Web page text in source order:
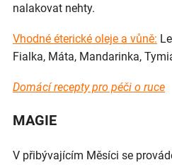
nalakovat nehty.
Vhodné éterické oleje a vůně:
Fialka, Máta, Mandarinka,
Domácí recepty pro péči o ruce
MAGIE
V přibývajícím Měsíci se